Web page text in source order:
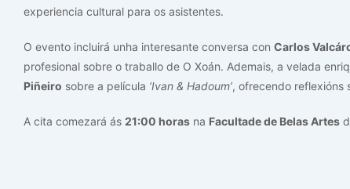
experiencia cultural para os asistentes.
O evento incluirá unha interesante conversa con Carlos
profesional sobre o traballo de O Xoán. Ademais, a velada
Piñeiro sobre a película ‘Ivan & Hadoum’, ofrecendo reflexións
A cita comezará ás 21:00 horas na Facultade de Belas Artes